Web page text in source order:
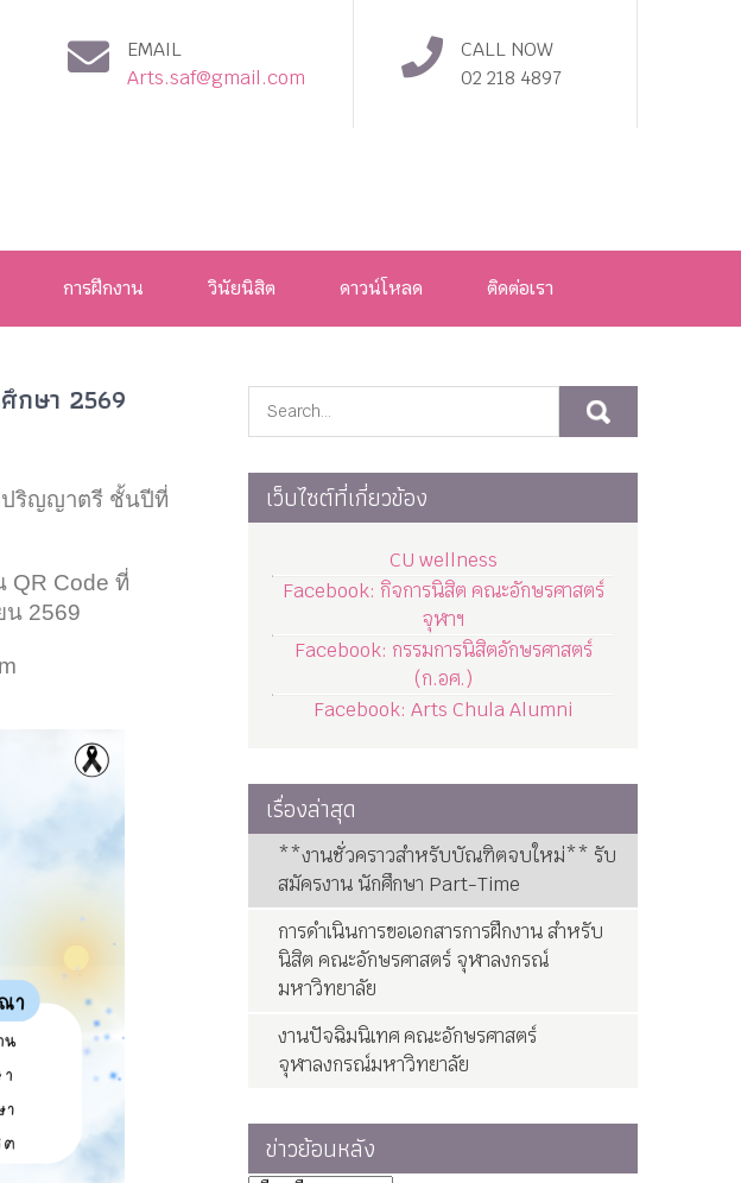
EMAIL
Arts.saf@gmail.com
CALL NOW
02 218 4897
การฝึกงาน วินัยนิสิต ดาวน์โหลด ติดต่อเรา
กษา 2569
ปริญญาตรี ชั้นปีที่
QR Code ที่
น 2569
เว็บไซต์ที่เกี่ยวข้อง
CU wellness
Facebook: กิจการนิสิต คณะอักษรศาสตร์
จุฬาฯ
Facebook: กรรมการนิสิตอักษรศาสตร์
(ก.อศ.)
Facebook: Arts Chula Alumni
เรื่องล่าสุด
**งานชั่วคราวสำหรับบัณฑิตจบใหม่** รับ
สมัครงาน นักศึกษา Part-Time
การดำเนินการขอเอกสารการฝึกงาน สำหรับ
นิสิต คณะอักษรศาสตร์ จุฬาลงกรณ์
มหาวิทยาลัย
งานปัจฉิมนิเทศ คณะอักษรศาสตร์
จุฬาลงกรณ์มหาวิทยาลัย
ข่าวย้อนหลัง